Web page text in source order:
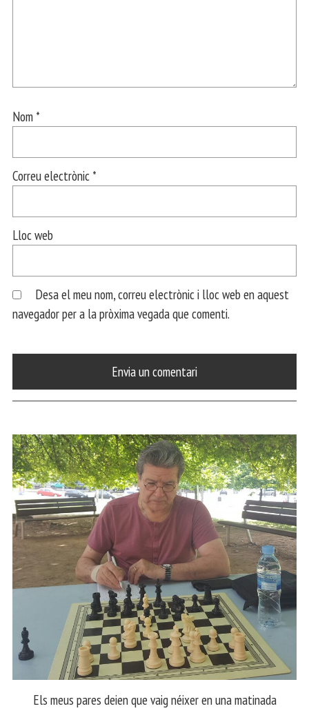
Nom *
Correu electrònic *
Lloc web
Desa el meu nom, correu electrònic i lloc web en aquest
navegador per a la pròxima vegada que comenti.
Els meus pares deien que vaig néixer en una matinada